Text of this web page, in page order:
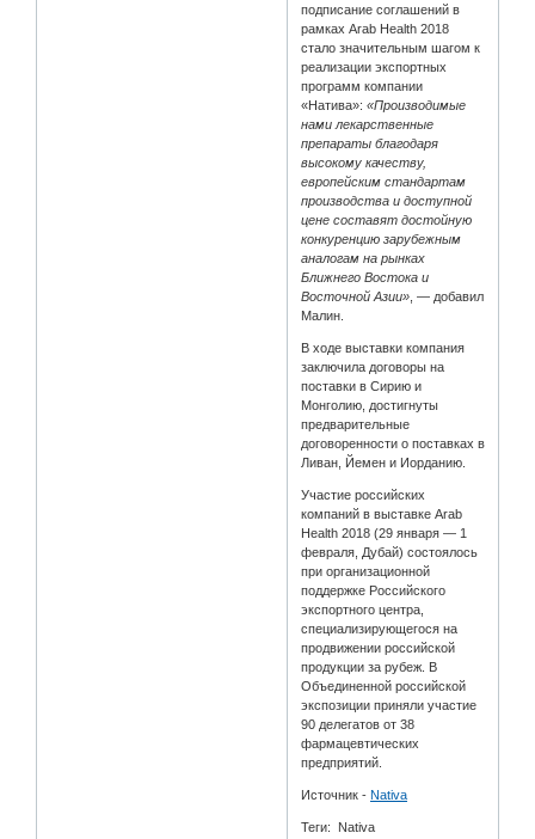
подписание соглашений в
рамках Arab Health 2018
стало значительным шагом к
реализации экспортных
программ компании
«Натива»:«Производимые
нами лекарственные
препараты благодаря
высокому качеству,
европейским стандартам
производства и доступной
цене составят достойную
конкуренцию зарубежным
аналогам на рынках
Ближнего Востока и
Восточной Азии» , — добавил
Малин.
В ходе выставки компания
заключила договоры на
поставки в Сирию и
Монголию, достигнуты
предварительные
договоренности о поставках в
Ливан, Йемен и Иорданию.
Участие российских
компаний в выставке Arab
Health 2018 (29 января — 1
февраля, Дубай) состоялось
при организационной
поддержке Российского
экспортного центра,
специализирующегося на
продвижении российской
продукции за рубеж. В
Объединенной российской
экспозиции приняли участие
90 делегатов от 38
фармацевтических
предприятий.
Источник -Nativa
Теги: Nativa